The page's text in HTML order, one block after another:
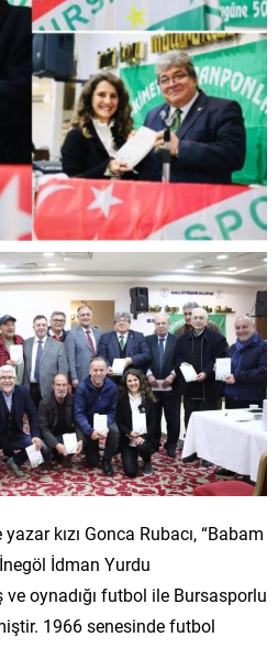
kızı Gonca Rubacı, “Babam
İdman Yurdu
oynadığı futbol ile Bursasporlu
1966 senesinde futbol